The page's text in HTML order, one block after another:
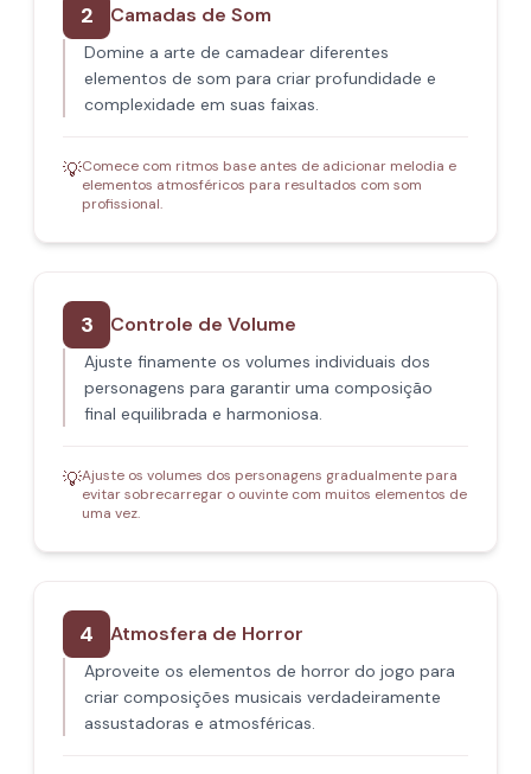
2 Camadas de Som
Domine a arte de camadear diferentes
elementos de som para criar profundidade e
complexidade em suas faixas.
💡Comece com ritmos base antes de adicionar melodia e
elementos atmosféricos para resultados com som
profissional.
3 Controle de Volume
Ajuste finamente os volumes individuais dos
personagens para garantir uma composição
final equilibrada e harmoniosa.
💡Ajuste os volumes dos personagens gradualmente para
evitar sobrecarregar o ouvinte com muitos elementos de
uma vez.
4 Atmosfera de Horror
Aproveite os elementos de horror do jogo para
criar composições musicais verdadeiramente
assustadoras e atmosféricas.